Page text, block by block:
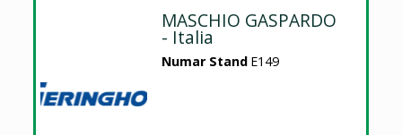
MASCHIO GASPARDO
- Italia
Numar Stand E149